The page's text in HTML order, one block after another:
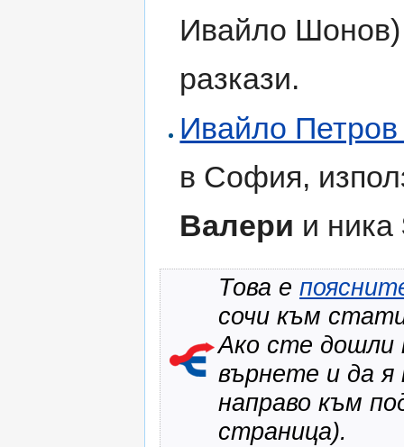
Ивайло Шонов)
разкази.
Ивайло
в София,
Валери и ника
Това е
сочи към
Ако сте дошли
върнете и да
направо към
страница).